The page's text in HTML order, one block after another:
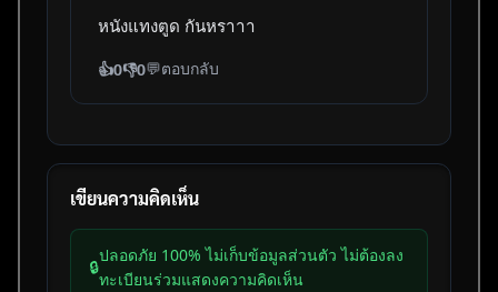
หนังแทงตูด กันหราาา
👍0👎0💬ตอบกลับ
เขียนความคิดเห็น
🔒
ปลอดภัย 100% ไม่เก็บข้อมูลส่วนตัว ไม่ต้องลง
ทะเบียนร่วมแสดงความคิดเห็น